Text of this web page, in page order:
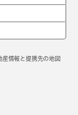
情報と提携先の地図